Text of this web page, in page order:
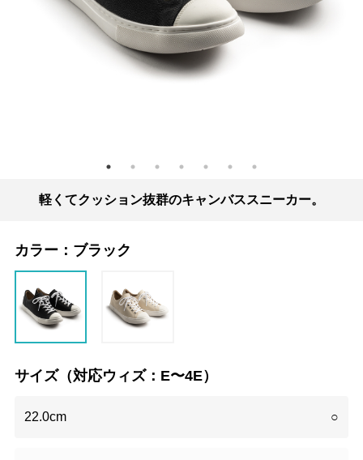
軽くてクッション抜群のキャンバススニーカー。
カラー： ブラック
サイズ（対応ウィズ：E〜4E）
22.0cm ○